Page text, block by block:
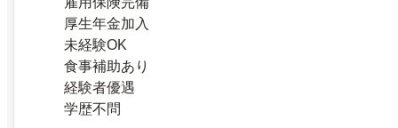
厚生年金加入
未経験OK
食事補助あり
経験者優遇
学歴不問